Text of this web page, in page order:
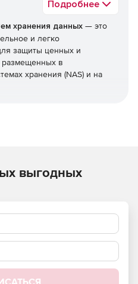
Подробнее
хранения данных — это
и легко
защиты ценных и
размещенных в
хранения (NAS) и на
для систем хранения
уровень защиты от
выгодных